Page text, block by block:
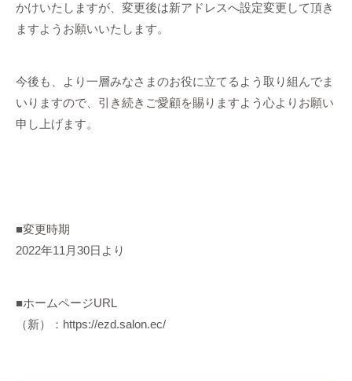
かけいたしますが、変更後は新アドレスへ設定変更して頂き
ますようお願いいたします。
今後も、より一層みなさまのお役に立てるよう取り組んでま
いりますので、引き続きご愛顧を賜りますよう心よりお願い
申し上げます。
■変更時期
2022年11月30日より
■ホームページURL
（新）：https://ezd.salon.ec/